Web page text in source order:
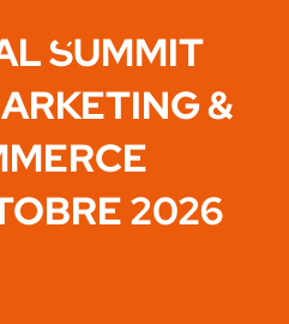
SUMMIT
&
2026